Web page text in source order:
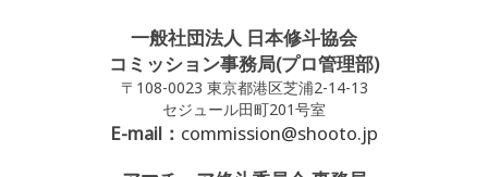
一般社団法人 日本修斗協会
コミッション事務局(プロ管理部)
〒108-0023 東京都港区芝浦2-14-13
セジュール田町201号室
E-mail： commission@shooto.jp